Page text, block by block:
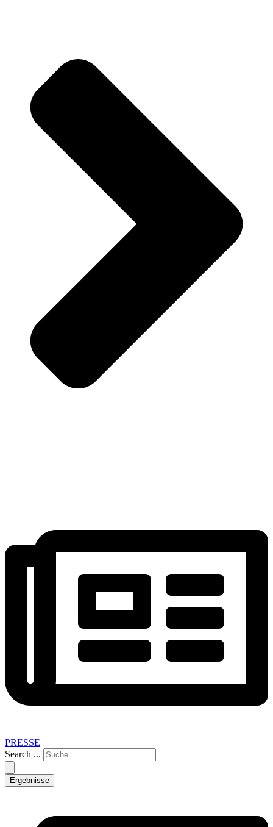
PRESSE
Search ...
Ergebnisse